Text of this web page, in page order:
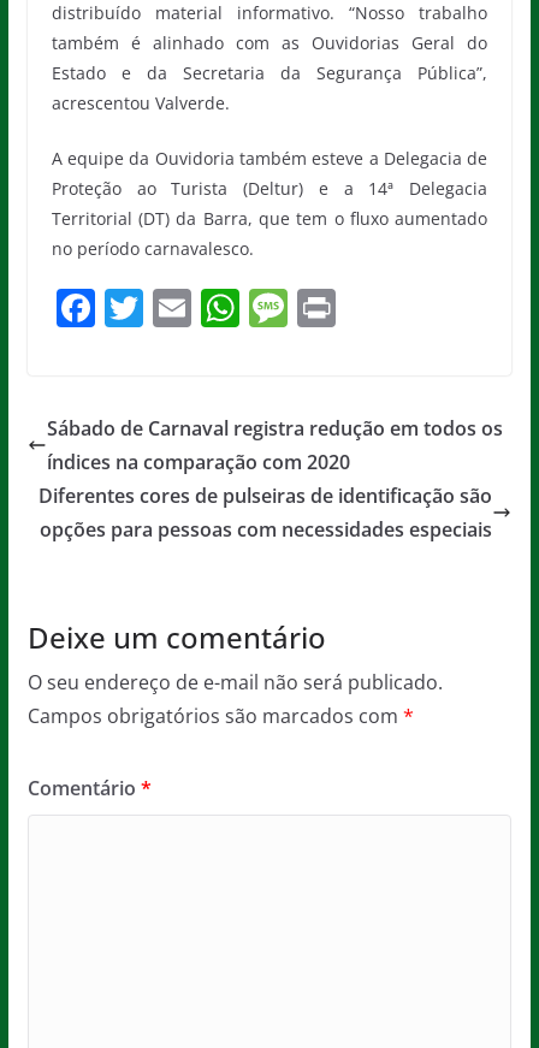
distribuído material informativo. “Nosso trabalho
também é alinhado com as Ouvidorias Geral do
Estado e da Secretaria da Segurança Pública”,
acrescentou Valverde.
A equipe da Ouvidoria também esteve a Delegacia de
Proteção ao Turista (Deltur) e a 14ª Delegacia
Territorial (DT) da Barra, que tem o fluxo aumentado
no período carnavalesco.
F
e
b
o
o
T
er
E
l
W
s
A
p
p
M
a
g
e
Pr
Sábado de Carnaval registra redução em todos os
índices na comparação com 2020
Diferentes cores de pulseiras de identificação são
opções para pessoas com necessidades especiais
Deixe um comentário
O seu endereço de e-mail não será publicado.
Campos obrigatórios são marcados com *
Comentário *